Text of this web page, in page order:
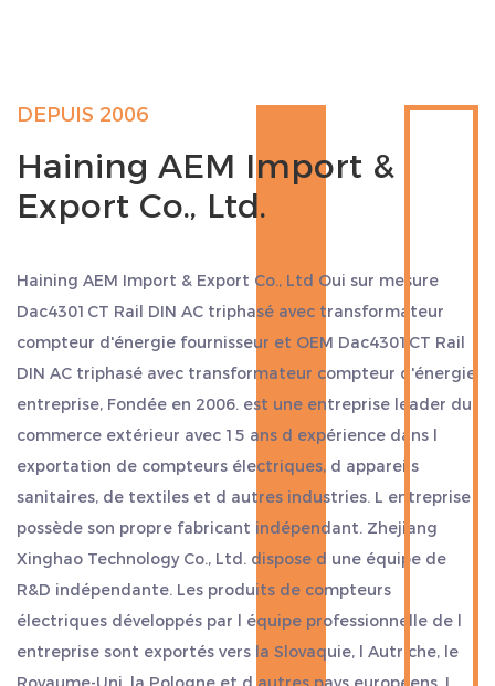
de montage sécurisée et pratique. Le compteur
remplit de nombreuses fonctions, ce qui le rend
approprié pour une grande variété d'applications,
puissance électrique tendance, afficher la
demande maximale ou l'utiliser comme compteur
à prépaiement, ce produit offre flexibilité et
fiabilité en termes de taille d'énergie.
DEPUIS 2006
Haining AEM Import &
Export Co., Ltd.
Haining AEM Import & Export Co., Ltd Oui sur mesure
Dac4301CT Rail DIN AC triphasé avec transformateur
compteur d'énergie fournisseur et OEM Dac4301CT Rail
DIN AC triphasé avec transformateur compteur d'énergie
entreprise, Fondée en 2006. est une entreprise leader du
commerce extérieur avec 15 ans d expérience dans l
exportation de compteurs électriques, d appareils
sanitaires, de textiles et d autres industries. L entreprise
possède son propre fabricant indépendant. Zhejiang
Xinghao Technology Co., Ltd. dispose d une équipe de
R&D indépendante. Les produits de compteurs
électriques développés par l équipe professionnelle de l
entreprise sont exportés vers la Slovaquie, l Autriche, le